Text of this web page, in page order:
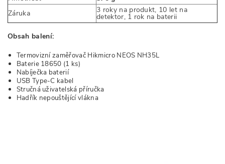
Záruka
3 roky na produkt, 10 let na
detektor, 1 rok na baterii
Obsah balení:
Termovizní zaměřovač Hikmicro NEOS NH35L
Baterie 18650 (1 ks)
Nabíječka baterií
USB Type-C kabel
Stručná uživatelská příručka
Hadřík nepouštějící vlákna